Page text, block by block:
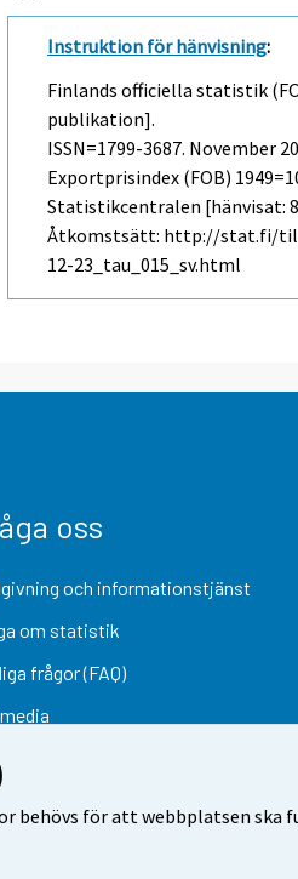
behövs för att webbplatsen
Instruktion för hänvisning:
Finlands officiella statistik
publikation].
ISSN=1799-3687. November
Exportprisindex (FOB)
Statistikcentralen [hänvisat:
Åtkomstsätt: http://stat.fi/til/
12-23_tau_015_sv.html
oss
och informationstjänst
om statistik
frågor (FAQ)